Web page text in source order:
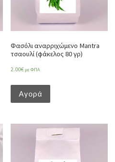
Φασόλι αναρριχώμενο Mantra
τσαουλί (φάκελος 80 γρ)
2.00€ με ΦΠΑ
Αγορά